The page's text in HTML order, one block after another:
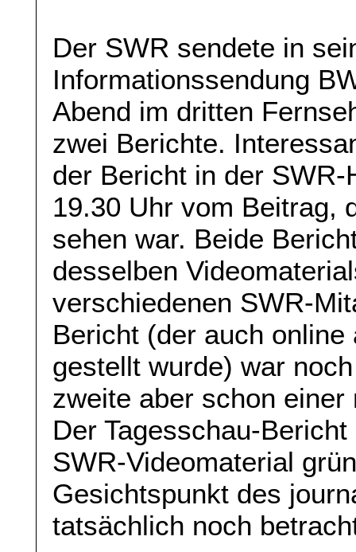
Der SWR sendete in
Informationssendung
Abend im dritten
zwei Berichte.
der Bericht in der
19.30 Uhr vom Beitrag,
sehen war. Beide
desselben
verschiedenen SWR-
Bericht (der auch
gestellt wurde) war
zweite aber schon
Der Tagesschau-
SWR-Videomaterial
Gesichtspunkt des
tatsächlich noch